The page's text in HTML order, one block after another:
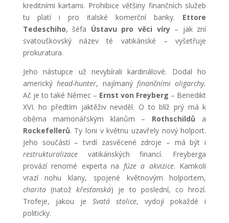
kreditními kartami. Prohibice většiny finančních služeb
tu platí i pro italské komerční banky. Ettore
Tedeschiho, šéfa Ústavu pro věci víry – jak zní
svatouškovský název té vatikánské – vyšetřuje
prokuratura.
Jeho nástupce už nevybírali kardinálové. Dodal ho
americkýhead-hunter, najímaný finančními oligarchy.
Ač je to také Němec – Ernst von Freyberg – Benedikt
XVI. ho předtím jaktěživ neviděl. O to blíž prý má k
oběma mamonářským klanům – Rothschildů a
Rockefellerů. Ty loni v květnu uzavřely nový holport.
Jeho součástí – tvrdí zasvěcené zdroje – má být i
restrukturalizace vatikánských financí. Freyberga
provází renomé experta na fúze a akvizice. Kamkoli
vrazí nohu klany, spojené květnovým holportem,
charita(natožkřesťanská) je to poslední, co hrozí.
Trofeje, jakou je Svatá stolice, vydojí pokaždé i
politicky.